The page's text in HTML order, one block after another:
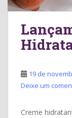
19 de
Deixe um
Creme